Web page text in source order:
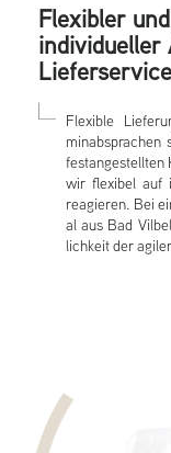
Flexibl­er und
in­dividuell­er
Li­efer­service
Flexib­le
minabsprach­en
fes­tanges­tellt­en
wir flexibel auf
rea­gier­en. Bei
al aus Bad
lichkeit der